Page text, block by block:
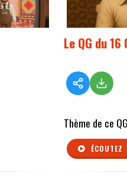
Le QG du
Thème de ce
ÉCOUTEZ